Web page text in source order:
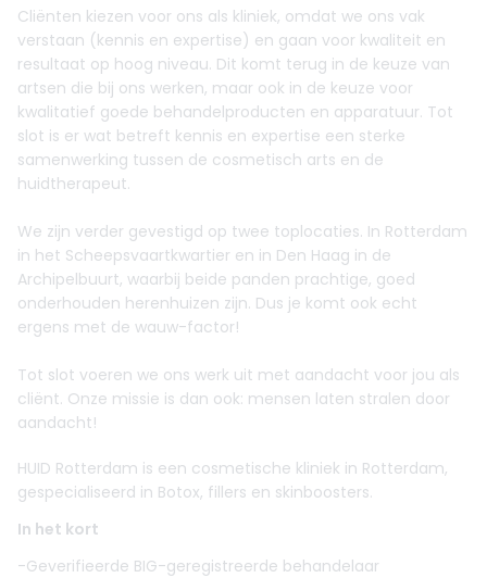
Cliënten kiezen voor ons als kliniek, omdat we ons vak
verstaan (kennis en expertise) en gaan voor kwaliteit en
resultaat op hoog niveau. Dit komt terug in de keuze van
artsen die bij ons werken, maar ook in de keuze voor
kwalitatief goede behandelproducten en apparatuur. Tot
slot is er wat betreft kennis en expertise een sterke
samenwerking tussen de cosmetisch arts en de
huidtherapeut.
We zijn verder gevestigd op twee toplocaties. In Rotterdam
in het Scheepsvaartkwartier en in Den Haag in de
Archipelbuurt, waarbij beide panden prachtige, goed
onderhouden herenhuizen zijn. Dus je komt ook echt
ergens met de wauw-factor!
Tot slot voeren we ons werk uit met aandacht voor jou als
cliënt. Onze missie is dan ook: mensen laten stralen door
aandacht!
HUID Rotterdam is een cosmetische kliniek in Rotterdam,
gespecialiseerd in Botox, fillers en skinboosters.
In het kort
-Geverifieerde BIG-geregistreerde behandelaar